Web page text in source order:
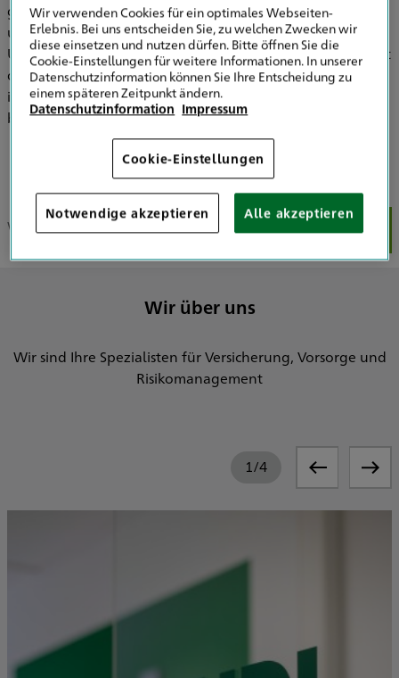
gewährleisten. Für Unternehmen, Architekten, Ingenieure
und Privatpersonen im Kreis Minden-Lübbecke und
Umgebung sind wir nun die kompetente Anlaufstelle. Seit
dem 1. November 2023 bieten wir unseren Kunden
individuelle Versicherungs- und Finanzlösungen und
beraten Sie umfassend.
Wir über uns Unser Team Unsere Schwerpunkte
Wir über uns
Wir sind Ihre Spezialisten für Versicherung, Vorsorge und
Risikomanagement
1/4
Wir verwenden Cookies für ein optimales Webseiten-
Erlebnis. Bei uns entscheiden Sie, zu welchen Zwecken wir
diese einsetzen und nutzen dürfen. Bitte öffnen Sie die
Cookie-Einstellungen für weitere Informationen. In unserer
Datenschutzinformation können Sie Ihre Entscheidung zu
einem späteren Zeitpunkt ändern.
Datenschutzinformation Impressum
Cookie-Einstellungen
Notwendige akzeptieren Alle akzeptieren